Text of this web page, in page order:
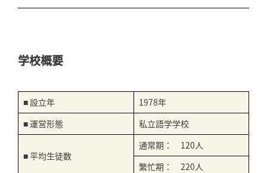
学校概要
■ 設立年
1978年
■ 運営形態
私立語学学校
■ 平均生徒数
通常期： 120人
繁忙期： 220人